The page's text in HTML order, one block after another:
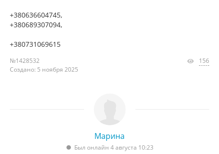
+380636604745,
+380689307094,
+380731069615
№1428532
Создано: 5 ноября 2025
156
Марина
Был онлайн 4 августа 10:23